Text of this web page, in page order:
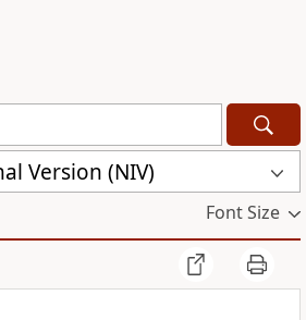
Version (NIV)
Font Size